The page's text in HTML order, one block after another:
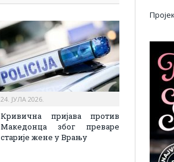
24. ЈУЛА 2026.
Кривична пријава против
Македонца због преваре
старије жене у Врању